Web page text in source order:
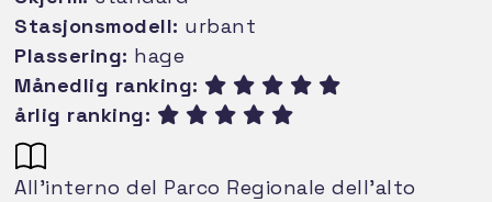
Stasjonsmodell: urbant
Plassering: hage
Månedlig ranking:
årlig ranking:
All’interno del Parco Regionale dell’alto